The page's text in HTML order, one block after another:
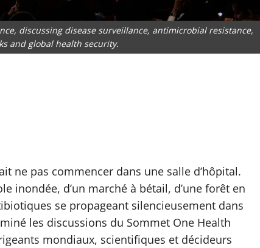
discussing disease surveillance, antimicrobial resistance,
and global health security.
ne pas commencer dans une salle d’hôpital.
inondée, d’un marché à bétail, d’une forêt en
se propageant silencieusement dans
les discussions du Sommet One Health
mondiaux, scientifiques et décideurs